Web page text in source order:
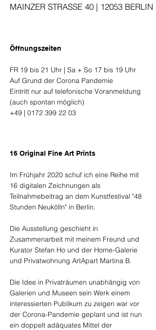
MAINZER STRASSE 40 | 12053 BERLIN
Öffnungszeiten
FR 19 bis 21 Uhr | Sa + So 17 bis 19 Uhr
Auf Grund der Corona Pandemie
Eintritt nur auf telefonische Voranmeldung
(auch spontan möglich)
+49 | 0172 399 22 03
16 Original Fine Art Prints
Im Frühjahr 2020 schuf ich eine Reihe mit
16 digitalen Zeichnungen als
Teilnahmebeitrag an dem Kunstfestival "48
Stunden Neukölln" in Berlin.
Die Ausstellung geschieht in
Zusammenarbeit mit meinem Freund und
Kurator Stefan Ho und der Home-Galerie
und Privatwohnung ArtApart Martina B.
Die Idee in Privaträumen unabhängig von
Galerien und Museen sein Werk einem
interessierten Publikum zu zeigen war vor
der Corona-Pandemie geplant und ist nun
ein doppelt adäquates Mittel der